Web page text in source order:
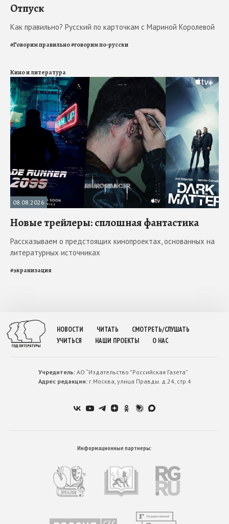
Отпуск
Как правильно? Русский по карточкам с Мариной Королевой
#Говорим правильно#говорим по-русски
Кино и литература
08.08.2026
Новые трейлеры: сплошная фантастика
Рассказываем о предстоящих кинопроектах, основанных на
литературных источниках
#экранизация
НОВОСТИ ЧИТАТЬ
СМОТРЕТЬ/СЛУШАТЬ
УЧИТЬСЯ
НАШИ ПРОЕКТЫ О НАС
Учредитель:АО “Издательство ”Российская Газета”
Адрес редакции:г.Москва, улица Правды. д.24, стр.4
Информационные партнеры: